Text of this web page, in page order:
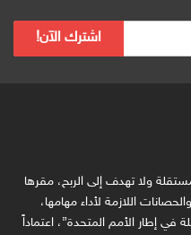
اشترك الآن!
ولا تهدف إلى الربح، مقرها
اللازمة لأداء مهامها،
في إطار الأمم المتحدة”، اعتماداً